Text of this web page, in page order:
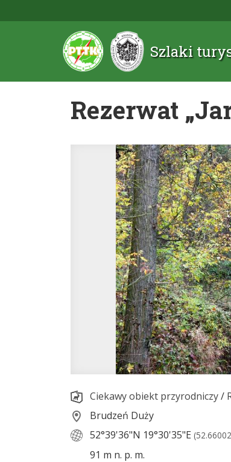
Szlaki
Rezerwat
Ciekawy obiekt przyrodniczy/
Brudzeń Duży
52°39'36"N 19°30'35"E
91 m n. p. m.